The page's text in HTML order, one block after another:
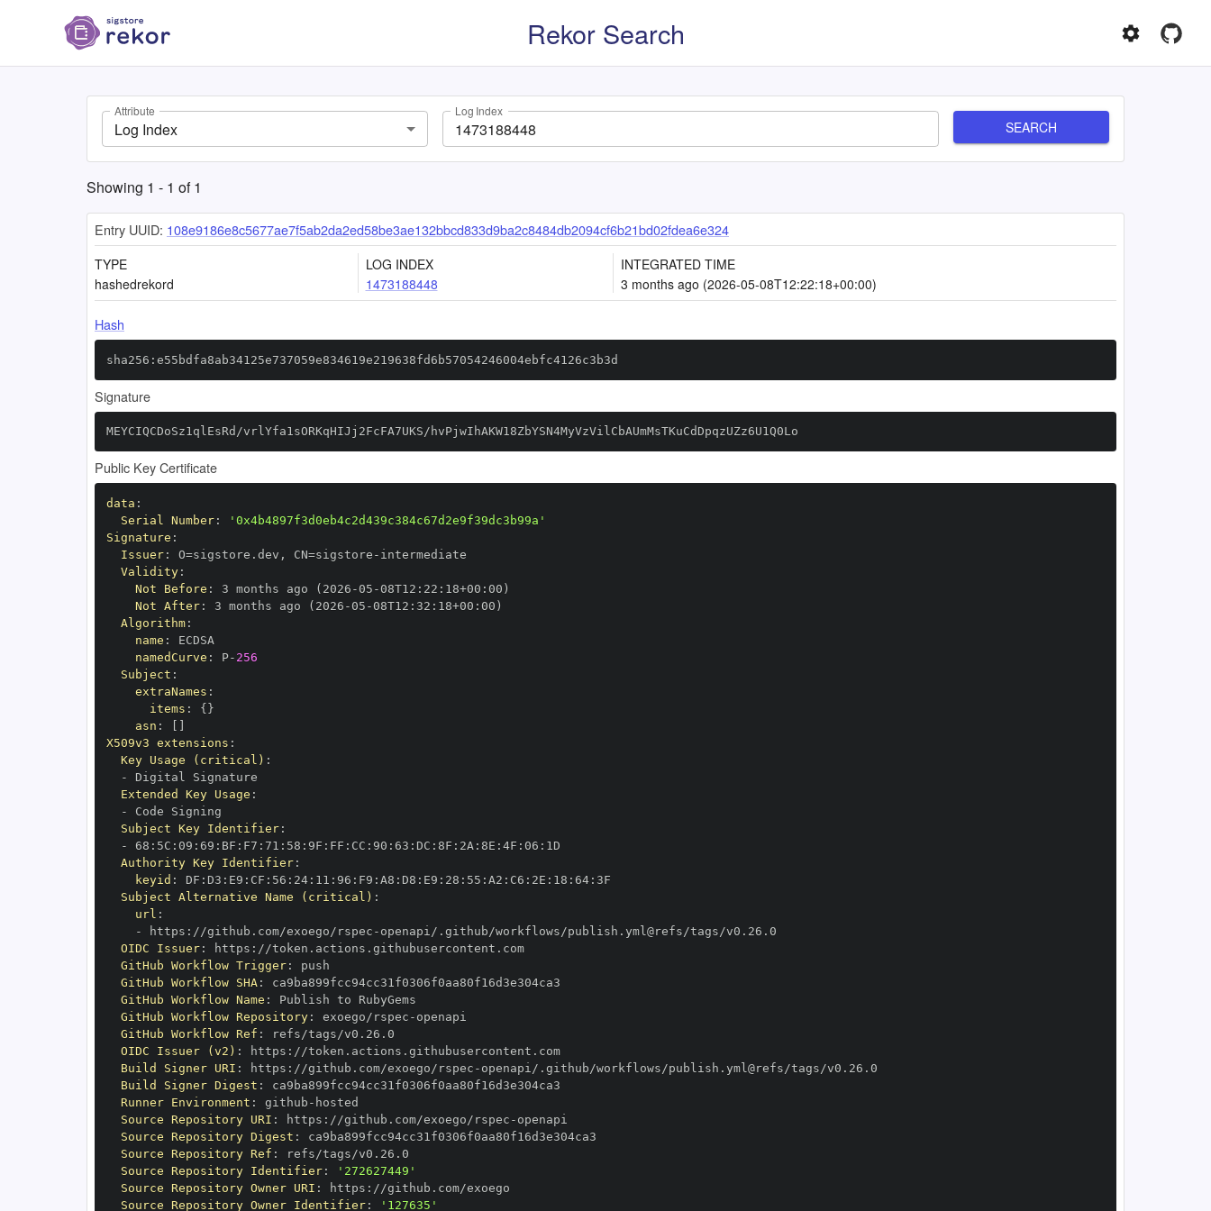
Rekor Search
Attribute
Log Index
Log Index
SEARCH
Showing 1 - 1 of1
Entry UUID: 108e9186e8c5677ae7f5ab2da2ed58be3ae132bbcd833d9ba2c8484db2094cf6b21bd02fdea6e324
TYPE
hashedrekord
LOG INDEX
1473188448
INTEGRATED TIME
3 months ago (2026-05-08T12:22:18+00:00)
Hash
sha256:e55bdfa8ab34125e737059e834619e219638fd6b57054246004ebfc4126c3b3d
Signature
MEYCIQCDoSz1qlEsRd/vrlYfa1sORKqHIJj2FcFA7UKS/hvPjwIhAKW18ZbYSN4MyVzVilCbAUmMsTKuCdDpqzUZz6U1Q0Lo
Public Key Certificate
data :
Serial Number:
'0x4b4897f3d0eb4c2d439c384c67d2e9f39dc3b99a'
Signature :
Issuer: O=sigstore.dev , CN=sigstore -
Validity:
Not Before : 3 months ago (2026 -05 -08T12 : 22 : 18+00 :
Not After: 3 months ago (2026 -05 -08T12 : 32 : 18+00 :
Algorithm:
name :
namedCurve : P- 256
Subject :
extraNames :
items : { }
asn :
X509v3 extensions :
Key Usage (critical) :
-
Extended Key Usage :
-
Subject Key Identifier:
-
68 : 5C : 09 : 69 : BF : F7 : 71 : 58 : 9F : FF : CC : 90 : 63 : DC : 8F : 2A : 8E : 4F : 06 :
Authority Key Identifier:
keyid : DF : D3 : E9 : CF : 56 : 24: 11 : 96 : F9 : A8 : D8 : E9 : 28 : 55 : A2 : C6 : 2E : 18 : 64:
Subject Alternative Name (critical) :
url :
-
https : //github.com/exoego/rspec -
OIDC Issuer: https :
//token.actions.githubusercontent.com
GitHub Workflow Trigger:
GitHub Workflow SHA:
GitHub Workflow Name :
GitHub Workflow Repository: exoego/rspec -
GitHub Workflow Ref :
OIDC Issuer (v2) : https :
//token.actions.githubusercontent.com
Build Signer URI : https : //github.com/exoego/rspec -
Build Signer Digest :
Runner Environment : github -
Source Repository URI : https : //github.com/exoego/rspec -
Source Repository Digest :
Source Repository Ref :
Source Repository Identifier:
'272627449'
Source Repository Owner URI : https :
Source Repository Owner Identifier: '127635'